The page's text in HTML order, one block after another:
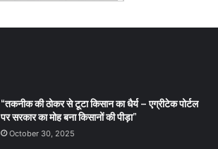
“तकनीक की ठोकर से टूटा किसान का धैर्य – एग्रीटेक पोर्टल
पर सरकार का मोह बना किसानों की पीड़ा”
October 30, 2025